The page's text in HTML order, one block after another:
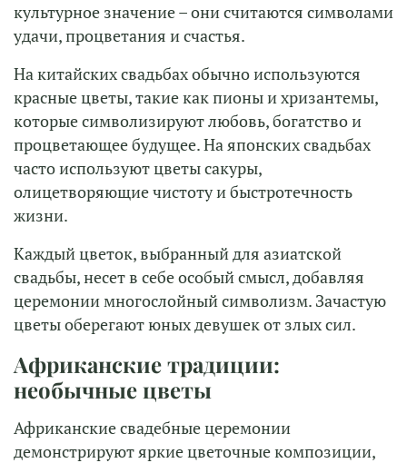
культурное значение – они считаются символами
удачи, процветания и счастья.
На китайских свадьбах обычно используются
красные цветы, такие как пионы и хризантемы,
которые символизируют любовь, богатство и
процветающее будущее. На японских свадьбах
часто используют цветы сакуры,
олицетворяющие чистоту и быстротечность
жизни.
Каждый цветок, выбранный для азиатской
свадьбы, несет в себе особый смысл, добавляя
церемонии многослойный символизм. Зачастую
цветы оберегают юных девушек от злых сил.
Африканские традиции:
необычные цветы
Африканские свадебные церемонии
демонстрируют яркие цветочные композиции,